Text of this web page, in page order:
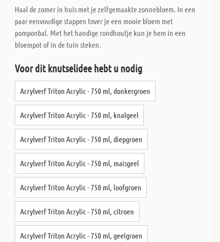
Haal de zomer in huis met je zelfgemaakte zonnebloem. In een
paar eenvoudige stappen tover je een mooie bloem met
pomponbal. Met het handige rondhoutje kun je hem in een
bloempot of in de tuin steken.
Voor dit knutselidee hebt u nodig
Acrylverf Triton Acrylic - 750 ml, donkergroen
Acrylverf Triton Acrylic - 750 ml, knalgeel
Acrylverf Triton Acrylic - 750 ml, diepgroen
Acrylverf Triton Acrylic - 750 ml, maisgeel
Acrylverf Triton Acrylic - 750 ml, loofgroen
Acrylverf Triton Acrylic - 750 ml, citroen
Acrylverf Triton Acrylic - 750 ml, geelgroen